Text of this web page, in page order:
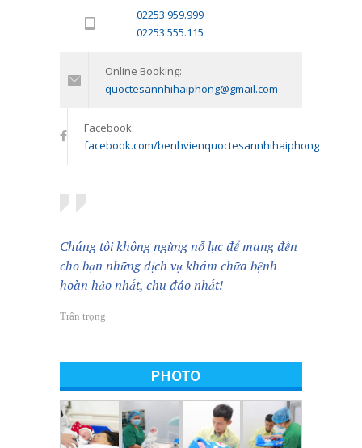
tâm lý
02253.959.999
02253.555.115
Online Booking:
quoctesannhihaiphong@gmail.com
Facebook:
facebook.com/benhvienquoctesannhihaiphong
Chúng tôi không ngừng nỗ lực để mang đến
cho bạn những dịch vụ khám chữa bệnh
hoàn hảo nhất, chu đáo nhất!
Trân trọng
PHOTO